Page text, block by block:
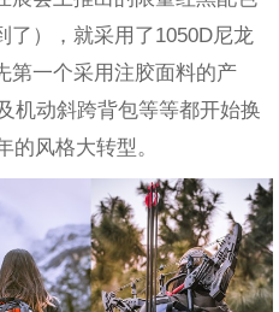
了），就采用了1050D尼龙
第一个采用注胶面料的产
机动斜跨背包等等都开始换
的风格大转型。